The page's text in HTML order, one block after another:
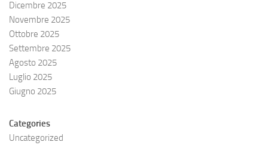
Dicembre 2025
Novembre 2025
Ottobre 2025
Settembre 2025
Agosto 2025
Luglio 2025
Giugno 2025
Categories
Uncategorized